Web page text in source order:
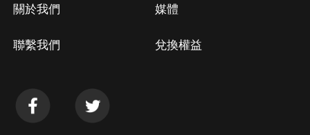
關於我們
聯繫我們
媒體
兌換權益